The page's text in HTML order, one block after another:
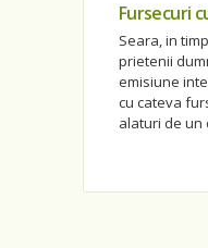
Fursecuri
Seara, in
prietenii
emisiune
cu cateva
alaturi de un